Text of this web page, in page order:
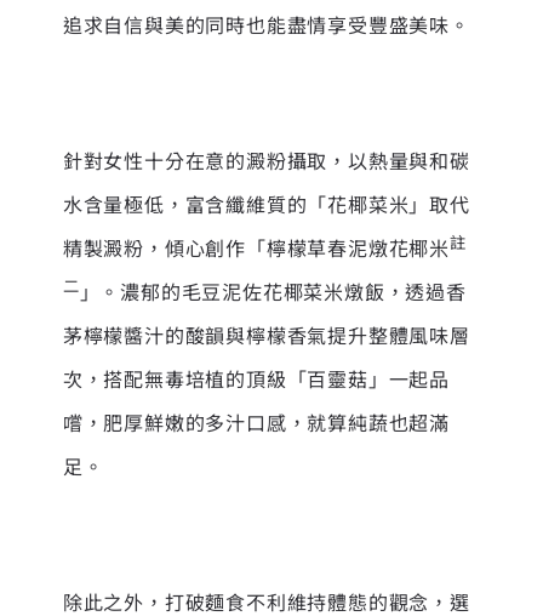
追求自信與美的同時也能盡情享受豐盛美味。
針對女性十分在意的澱粉攝取，以熱量與和碳
水含量極低，富含纖維質的「花椰菜米」取代
精製澱粉，傾心創作「檸檬草春泥燉花椰米註
二 」。濃郁的毛豆泥佐花椰菜米燉飯，透過香
茅檸檬醬汁的酸韻與檸檬香氣提升整體風味層
次，搭配無毒培植的頂級「百靈菇」一起品
嚐，肥厚鮮嫩的多汁口感，就算純蔬也超滿
足。
除此之外，打破麵食不利維持體態的觀念，選